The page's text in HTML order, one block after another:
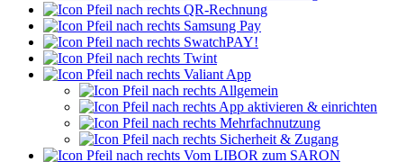
QR-Rechnung
Samsung Pay
SwatchPAY!
Twint
Valiant App
Allgemein
App aktivieren & einrichten
Mehrfachnutzung
Sicherheit & Zugang
Vom LIBOR zum SARON